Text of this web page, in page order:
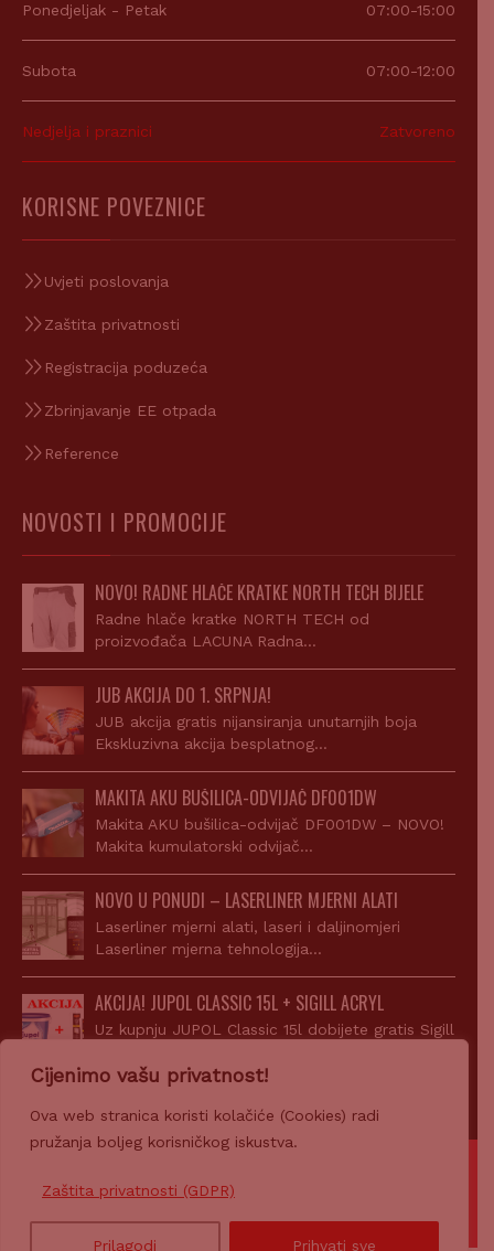
Cijenimo vašu privatnost!
Ova web stranica koristi kolačiće (Cookies) radi
pružanja boljeg korisničkog iskustva.
Zaštita privatnosti (GDPR)
Prilagodi Prihvati sve
Ponedjeljak - Petak 07:00-15:00
Subota 07:00-12:00
Nedjelja i praznici Zatvoreno
KORISNE POVEZNICE
Uvjeti poslovanja
Zaštita privatnosti
Registracija poduzeća
Zbrinjavanje EE otpada
Reference
NOVOSTI I PROMOCIJE
NOVO! RADNE HLAČE KRATKE NORTH TECH BIJELE
Radne hlače kratke NORTH TECH od
proizvođača LACUNA Radna…
JUB AKCIJA DO 1. SRPNJA!
JUB akcija gratis nijansiranja unutarnjih boja
Ekskluzivna akcija besplatnog…
MAKITA AKU BUŠILICA-ODVIJAČ DF001DW
Makita AKU bušilica-odvijač DF001DW – NOVO!
Makita kumulatorski odvijač…
NOVO U PONUDI – LASERLINER MJERNI ALATI
Laserliner mjerni alati, laseri i daljinomjeri
Laserliner mjerna tehnologija…
AKCIJA! JUPOL CLASSIC 15L + SIGILL ACRYL
Uz kupnju JUPOL Classic 15l dobijete gratis Sigill